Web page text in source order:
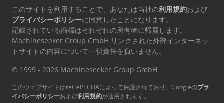
このサイトを利用することで、あなたは当社の利用規約および
プライバシーポリシーに同意したことになります。
記載されている商標はそれぞれの所有者に帰属します。
Machineseeker Group GmbH リンクされた外部インターネッ
トサイトの内容について一切責任を負いません。
© 1999 - 2026 Machineseeker Group GmbH
このウェブサイトはreCAPTCHAによって保護されており、Googleのプラ
イバシーポリシーおよび利用規約が適用されます。